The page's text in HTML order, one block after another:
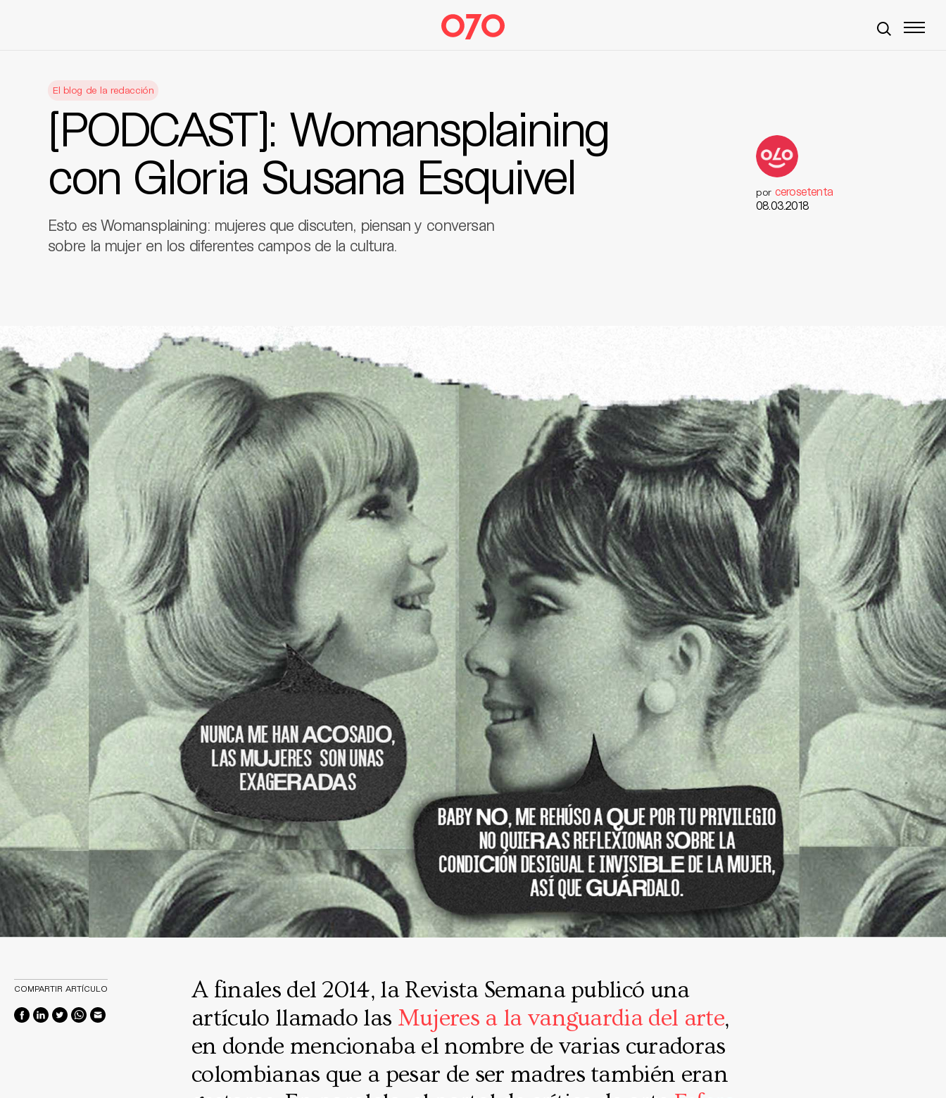
El blog de la redacción
[PODCAST]: Womansplaining
con Gloria Susana Esquivel
Esto es Womansplaining: mujeres que discuten, piensan y conversan
sobre la mujer en los diferentes campos de la cultura.
por cerosetenta
08.03.2018
A finales del 2014, la Revista Semana publicó una
artículo llamado las Mujeres a la vanguardia del arte,
en donde mencionaba el nombre de varias curadoras
colombianas que a pesar de ser madres también eran
COMPARTIR ARTÍCULO